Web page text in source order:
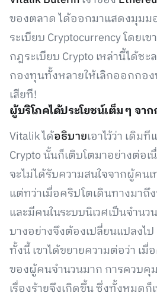
ของตลาด ได้ออกมาแสดงมุมม
ระเบียบ Cryptocurrency โดย
กฎระเบียบ Crypto เหล่านี้ได้ช
กองทุนทั้งหลายให้เลิกออกกอง
เสียที!
ผู้บริโภคได้ประโยชน์เต็ม ๆ จา
Vitalik ได้อธิบายเอาไว้ว่า เดิม
Crypto นั้นก็เติบโตมาอย่างต่อ
จะไม่ได้รับความสนใจจากผู้คน
แต่ทว่าเมื่อคริปโตเดินทางมา
และมีคนในระบบนิเวศเป็นจำนว
บางอย่างจึงต้องเปลี่ยนแปลงไป
ทั้งนี้ เขาได้ขยายความต่อว่า เมื่
ของผู้คนจำนวนมาก การควบคุ
เรื่องร้ายจึงเกิดขึ้น ซึ่งทั้งหมดก็